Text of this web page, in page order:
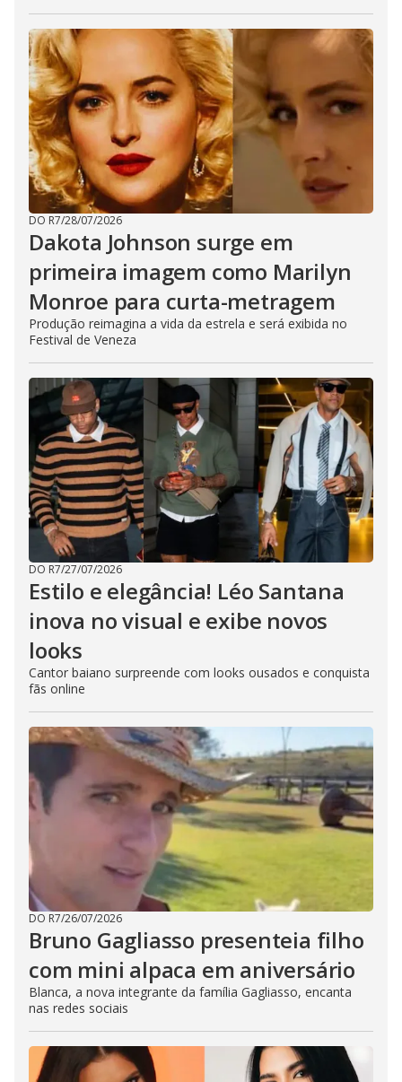
DO R7/28/07/2026
Dakota Johnson surge em
primeira imagem como Marilyn
Monroe para curta-metragem
Produção reimagina a vida da estrela e será exibida no
Festival de Veneza
DO R7/27/07/2026
Estilo e elegância! Léo Santana
inova no visual e exibe novos
looks
Cantor baiano surpreende com looks ousados e conquista
fãs online
DO R7/26/07/2026
Bruno Gagliasso presenteia filho
com mini alpaca em aniversário
Blanca, a nova integrante da família Gagliasso, encanta
nas redes sociais